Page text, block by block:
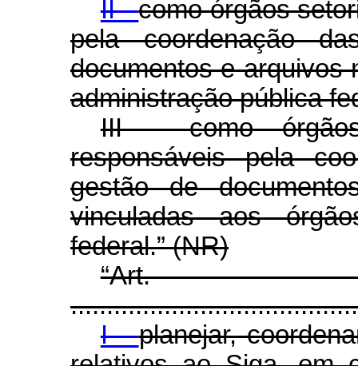
II -como órgãos
pela coordenação
documentos e arquivos
administração pública
III - como
responsáveis pela
gestão de
vinculadas aos
federal.” (NR)
I -planejar,